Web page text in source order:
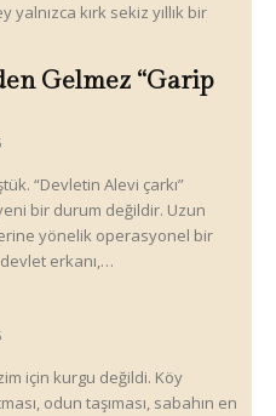
yalnızca kırk sekiz yıllık bir
Gelmez “Garip
“Devletin Alevi çarkı”
bir durum değildir. Uzun
yönelik operasyonel bir
erkanı,…
için kurgu değildi. Köy
odun taşıması, sabahın en